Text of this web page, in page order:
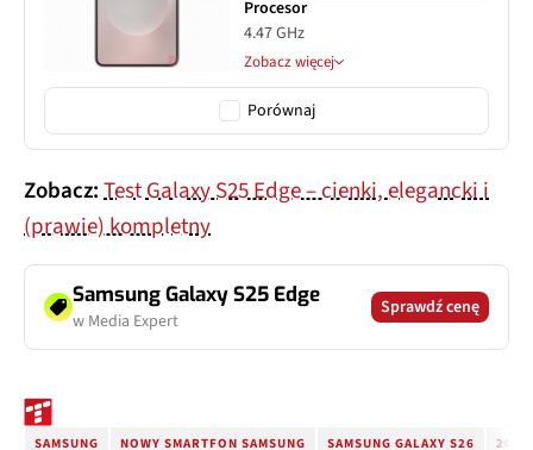
4.47 GHz
Zobacz więcej
Porównaj
Zobacz:Test Galaxy S25 Edge – cienki, elegancki i
(prawie) kompletny
Samsung Galaxy S25 Edge
w Media Expert
Sprawdź cenę
SAMSUNG NOWY SMARTFON SAMSUNG SAMSUNG GALAXY S26 2026